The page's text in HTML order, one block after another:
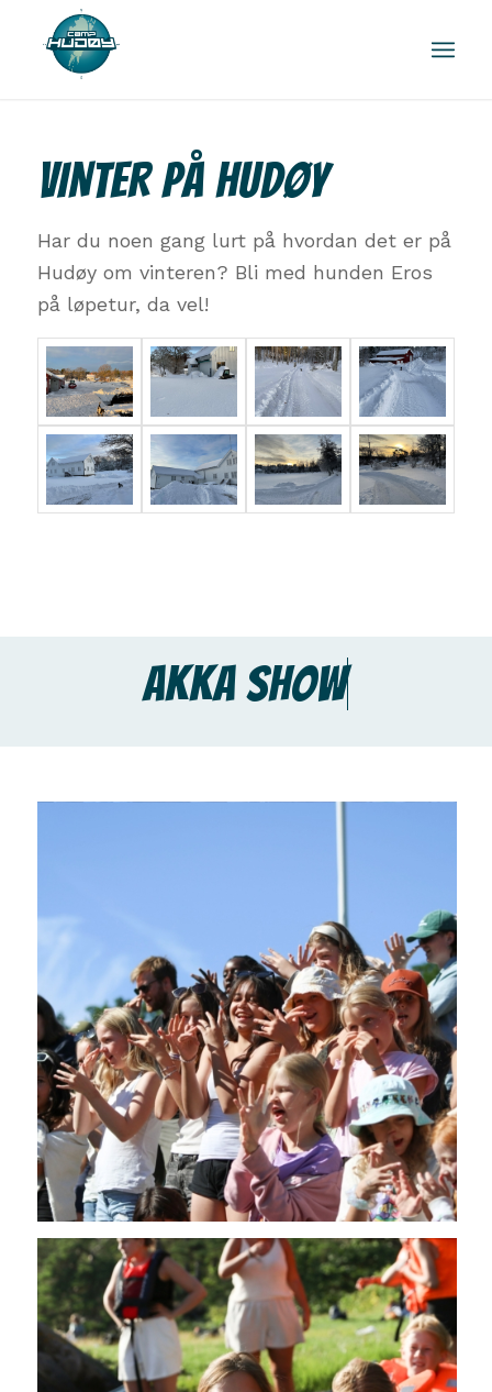
VINTER PÅ HUDØY
Har du noen gang lurt på hvordan det er på
Hudøy om vinteren? Bli med hunden Eros
på løpetur, da vel!
AKKA SHOW